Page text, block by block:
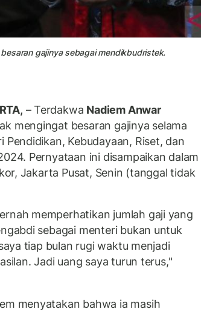
gajinya sebagai mendikbudristek.
– Terdakwa Nadiem Anwar
mengingat besaran gajinya selama
Pendidikan, Kebudayaan, Riset, dan
Pernyataan ini disampaikan dalam
Jakarta Pusat, Senin (tanggal tidak
memperhatikan jumlah gaji yang
sebagai menteri bukan untuk
tiap bulan rugi waktu menjadi
Jadi uang saya turun terus,"
menyatakan bahwa ia masih